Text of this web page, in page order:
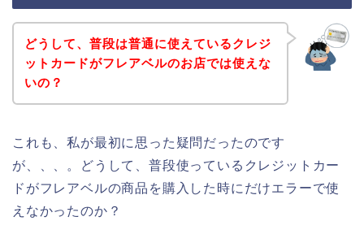
どうして、普段は普通に使えているクレジ
ットカードがフレアベルのお店では使えな
いの？
これも、私が最初に思った疑問だったのです
が、、、。どうして、普段使っているクレジットカー
ドがフレアベルの商品を購入した時にだけエラーで使
えなかったのか？